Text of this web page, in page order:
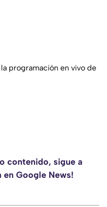
programación en vivo de
contenido, sigue a
Google News!